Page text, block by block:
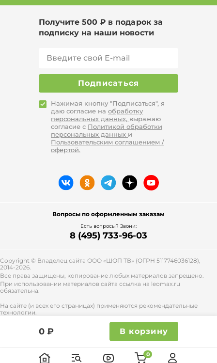
0
0 ₽ В корзину
Получите 500 ₽ в подарок за
подписку на наши новости
Подписаться
Нажимая кнопку "Подписаться", я
даю согласие на обработку
персональных данных, выражаю
согласие с Политикой обработки
персональных данных и
Пользовательским соглашением /
офертой.
Вопросы по оформленным заказам
Есть вопросы? Звони:
8 (495) 733-96-03
Copyright © Владелец сайта ООО «ШОП ТВ» (ОГРН 5117746036128),
2014-2026.
Все права защищены, копирование любых материалов запрещено.
При использовании материалов сайта ссылка на leomax.ru
обязательна.
На сайте (и всех его страницах) применяются рекомендательные
технологии.